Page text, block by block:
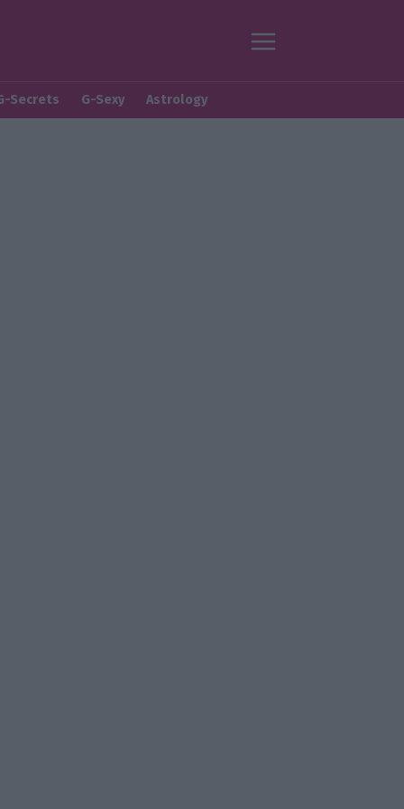
Secrets G-Sexy Astrology